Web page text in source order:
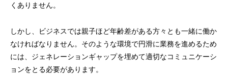
くありません。
しかし、ビジネスでは親子ほど年齢差がある方々とも一緒に働か
なければなりません。そのような環境で円滑に業務を進めるため
には、ジェネレーションギャップを埋めて適切なコミュニケーシ
ョンをとる必要があります。